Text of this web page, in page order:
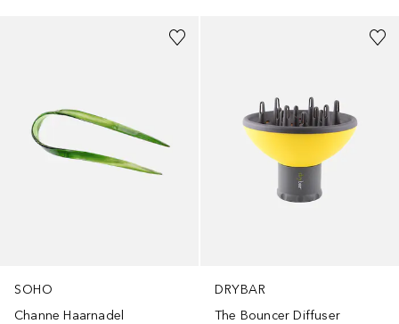
SOHO
Channe Haarnadel
DRYBAR
The Bouncer Diffuser